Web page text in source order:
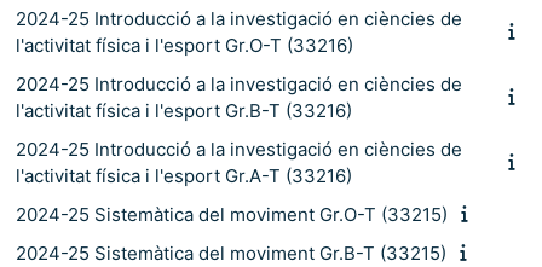
2024-25 Introducció a la investigació en ciències de
l'activitat física i l'esport Gr.O-T (33216)
2024-25 Introducció a la investigació en ciències de
l'activitat física i l'esport Gr.B-T (33216)
2024-25 Introducció a la investigació en ciències de
l'activitat física i l'esport Gr.A-T (33216)
2024-25 Sistemàtica del moviment Gr.O-T (33215)
2024-25 Sistemàtica del moviment Gr.B-T (33215)